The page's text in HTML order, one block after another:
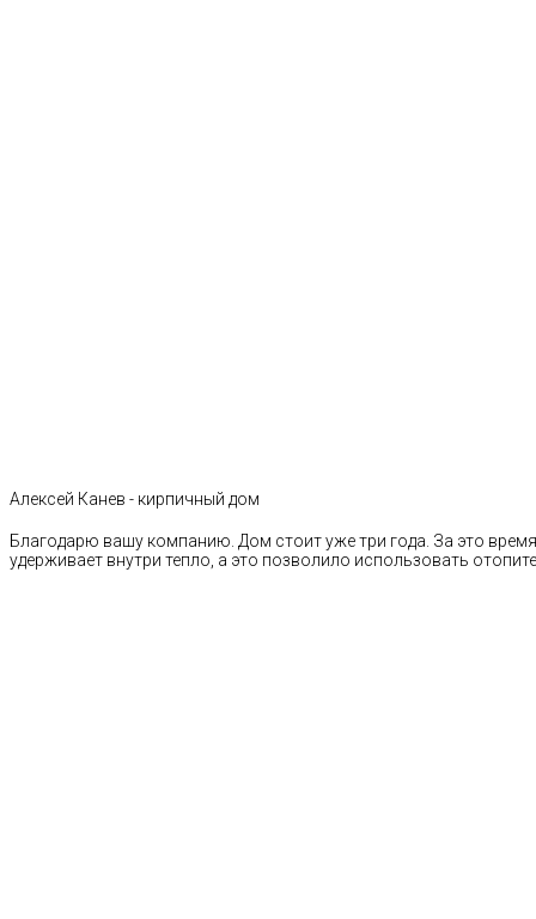
Алексей Канев - кирпичный дом
Благодарю вашу компанию. Дом стоит уже три года. За это
удерживает внутри тепло, а это позволило использовать